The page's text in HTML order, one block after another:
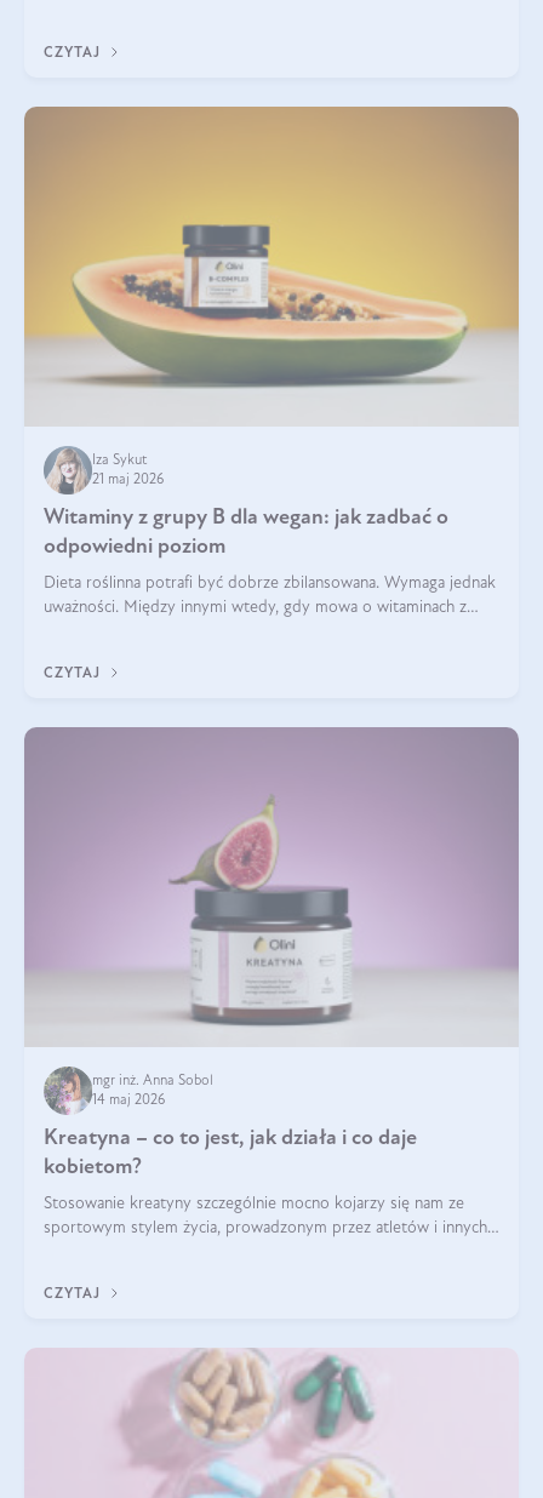
CZYTAJ
Iza Sykut
21 maj 2026
Witaminy z grupy B dla wegan: jak zadbać o
odpowiedni poziom
Dieta roślinna potrafi być dobrze zbilansowana. Wymaga jednak
uważności. Między innymi wtedy, gdy mowa o witaminach z
CZYTAJ
mgr inż. Anna Sobol
14 maj 2026
Kreatyna – co to jest, jak działa i co daje
kobietom?
Stosowanie kreatyny szczególnie mocno kojarzy się nam ze
sportowym stylem życia, prowadzonym przez atletów i innych
zwiększa masę
CZYTAJ